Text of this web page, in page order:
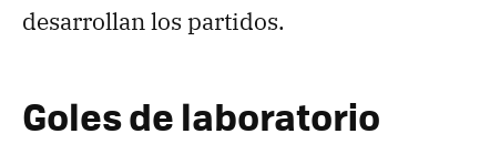
desarrollan los partidos.
Goles de laboratorio